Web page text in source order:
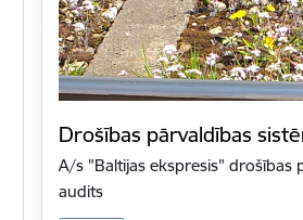
Drošības pārvaldības
A/s "Baltijas ekspresis" drošības
audits